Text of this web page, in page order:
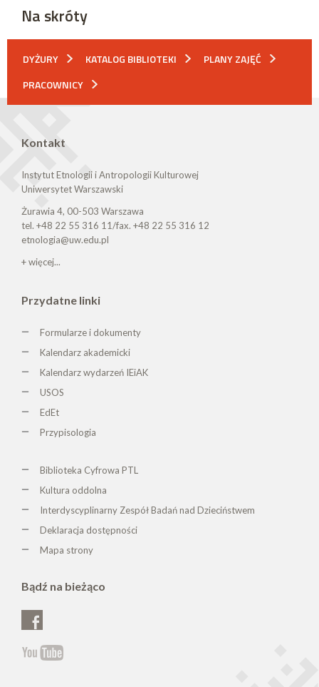
Na skróty
DYŻURY KATALOG BIBLIOTEKI
PLANY ZAJĘĆ
PRACOWNICY
Kontakt
Instytut Etnologii i Antropologii Kulturowej
Uniwersytet Warszawski
Żurawia 4, 00-503 Warszawa
tel. +48 22 55 316 11/fax. +48 22 55 316 12
etnologia@uw.edu.pl
+ więcej...
Przydatne linki
Formularze i dokumenty
Kalendarz akademicki
Kalendarz wydarzeń IEiAK
USOS
EdEt
Przypisologia
Biblioteka Cyfrowa PTL
Kultura oddolna
Interdyscyplinarny Zespół Badań nad Dzieciństwem
Deklaracja dostępności
Mapa strony
Bądź na bieżąco